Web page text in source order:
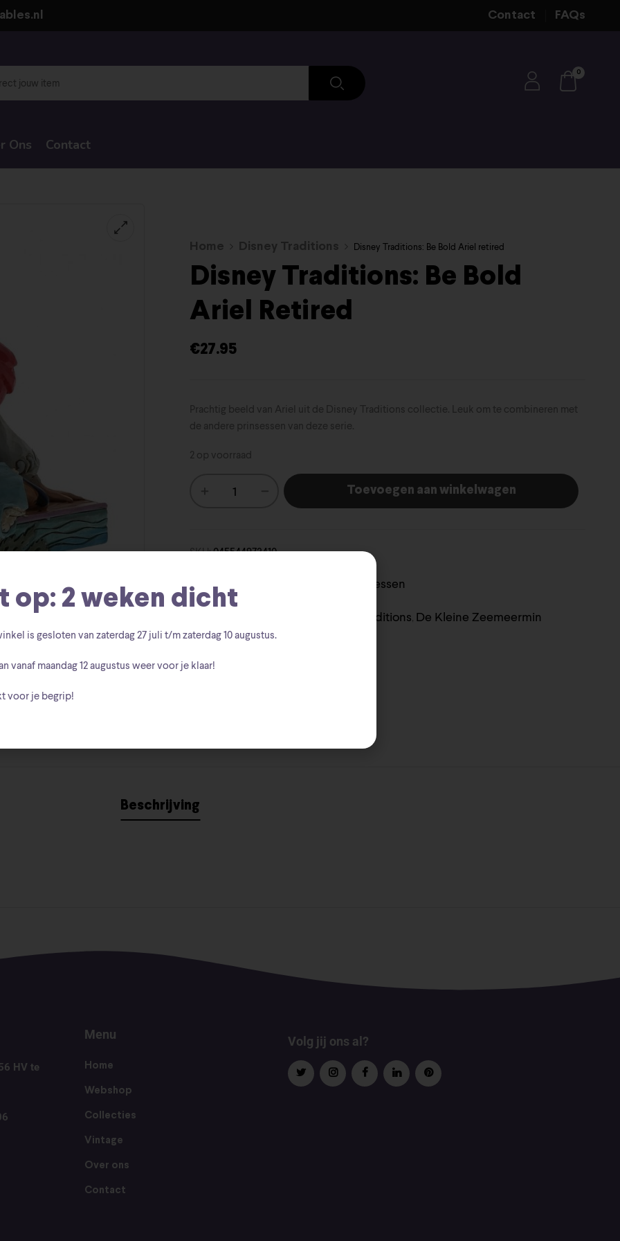
Contact FAQs
0
Ons Contact
Home Disney Traditions Disney Traditions: Be Bold Ariel retired
Disney Traditions: Be Bold
Ariel Retired
€27.95
Prachtig beeld van Ariel uit de Disney Traditions collectie. Leuk om te combineren met
de andere prinsessen van deze serie.
2 op voorraad
Toevoegen aan winkelwagen
SKU:045544973410
Categorieën: Prinsessen
Ariel Disney Traditions De Kleine Zeemeermin
Beschrijving
HV te
Menu
Home
Webshop
Collecties
Vintage
Over ons
Contact
Volg jij ons al?
op: 2 weken dicht
is gesloten van zaterdag27 juli t/m zaterdag 10 augustus.
vanaf maandag 12 augustus weer voor je klaar!
voor je begrip!